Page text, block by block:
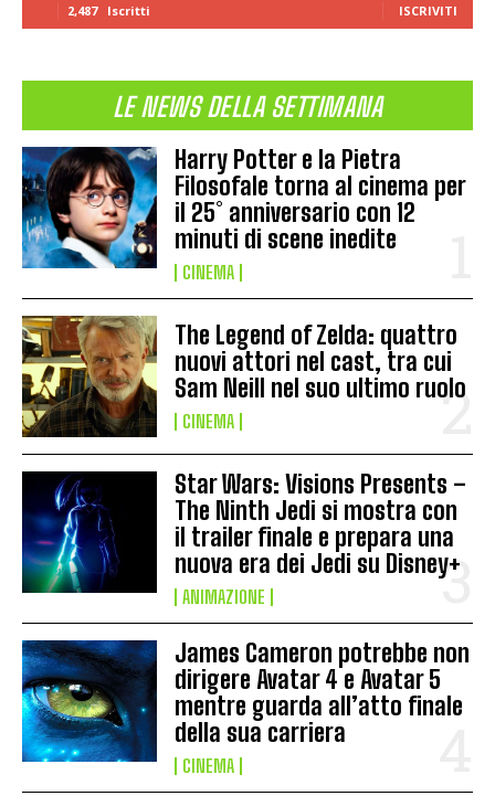
2,487 Iscritti ISCRIVITI
LE NEWS DELLA SETTIMANA
Harry Potter e la Pietra
Filosofale torna al cinema per
il 25° anniversario con 12
minuti di scene inedite
CINEMA
The Legend of Zelda: quattro
nuovi attori nel cast, tra cui
Sam Neill nel suo ultimo ruolo
CINEMA
Star Wars: Visions Presents –
The Ninth Jedi si mostra con
il trailer finale e prepara una
nuova era dei Jedi su Disney+
ANIMAZIONE
James Cameron potrebbe non
dirigere Avatar 4 e Avatar 5
mentre guarda all’atto finale
della sua carriera
CINEMA